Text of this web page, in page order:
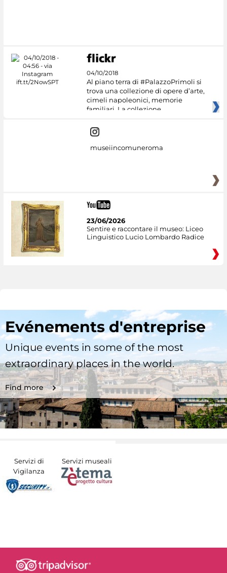
04/10/2018
Al piano terra di #PalazzoPrimoli si
trova una collezione di opere d’arte,
cimeli napoleonici, memorie
familiari. La collezione
museiincomuneroma
23/06/2026
Sentire e raccontare il museo: Liceo
Linguistico Lucio Lombardo Radice
Evénements d'entreprise
Unique events in some of the most
extraordinary places in the world.
Find more
Servizi di
Vigilanza
Servizi museali